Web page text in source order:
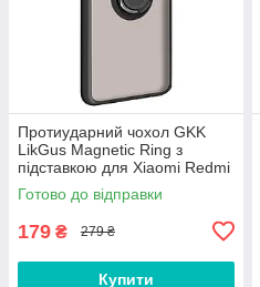
Протиударний чохол GKK
LikGus Magnetic Ring з
підставкою для Xiaomi Redmi
Note 9 5G / 9T Black
Готово до відправки
179 ₴ 279 ₴
Купити